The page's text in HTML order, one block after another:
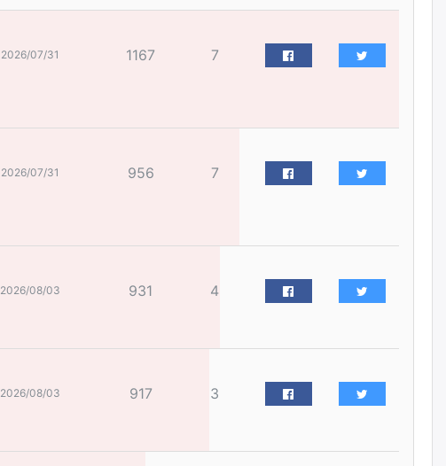
Барилгын салбарын 100
Монгол Улсад 162 вагон - 9720
тонн АИ-92 орж иржээ
Jade Gas: 1.1 тэрбум австрали
эцсийн гэрээг есдүгээр сард
байгуулбал Тавантолгойн
метан хийн үйлдвэрлэлийн
Ханын материалд эхний
ээлжийн 6 блок орон сууцны
өчигдѳр
2026/07/31 1167 7
2026/07/31 956 7
2026/08/03 931 4
2026/08/03 917 3